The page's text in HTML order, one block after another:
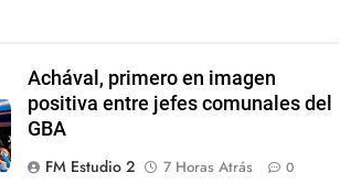
Achával, primero en imagen
positiva entre jefes comunales del
GBA
FM Estudio 2
7 Horas Atrás 0